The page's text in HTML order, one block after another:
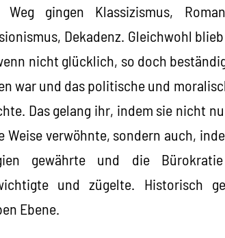
Weg gingen Klassizismus,
Dekadenz. Gleichwohl
nicht glücklich, so doch
war und das politische und
Das gelang ihr, indem sie nicht
Weise verwöhnte, sondern auch,
gewährte und die
und zügelte. Historisch
Ebene.